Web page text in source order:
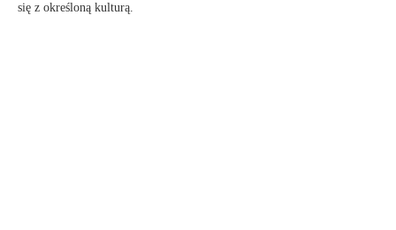
się z określoną kulturą.